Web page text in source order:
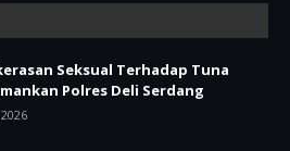
Seksual Terhadap Tuna
Polres Deli Serdang